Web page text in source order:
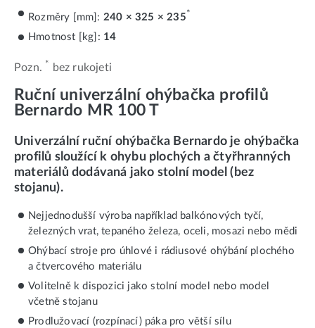
Rozměry [mm]: 240 × 325 × 235*
Hmotnost [kg]: 14
Pozn. * bez rukojeti
Ruční univerzální ohýbačka profilů
Bernardo MR 100 T
Univerzální ruční ohýbačka Bernardo je ohýbačka
profilů sloužící k ohybu plochých a čtyřhranných
materiálů dodávaná jako stolní model (bez
stojanu).
Nejjednodušší výroba například balkónových tyčí,
železných vrat, tepaného železa, oceli, mosazi nebo mědi
Ohýbací stroje pro úhlové i rádiusové ohýbání plochého
a čtvercového materiálu
Volitelně k dispozici jako stolní model nebo model
včetně stojanu
Prodlužovací (rozpínací) páka pro větší sílu